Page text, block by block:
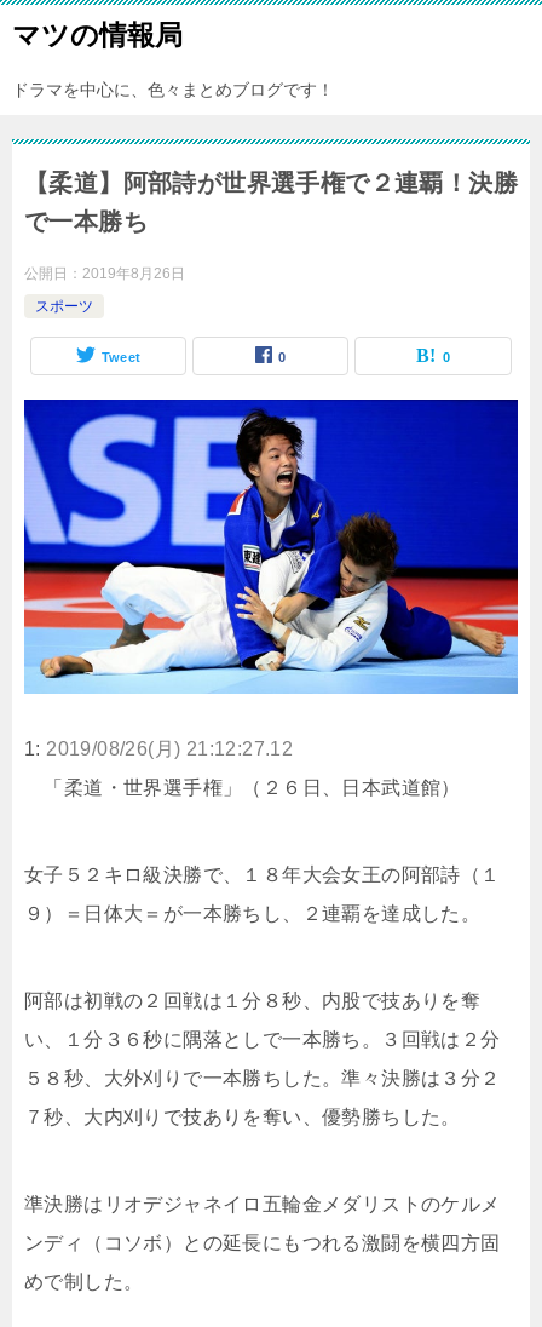
マツの情報局
ドラマを中心に、色々まとめブログです！
【柔道】阿部詩が世界選手権で２連覇！決勝
で一本勝ち
公開日： 2019年8月26日
スポーツ
Tweet 0 0
1: 2019/08/26(月) 21:12:27.12
「柔道・世界選手権」（２６日、日本武道館）
女子５２キロ級決勝で、１８年大会女王の阿部詩（１
９）＝日体大＝が一本勝ちし、２連覇を達成した。
阿部は初戦の２回戦は１分８秒、内股で技ありを奪
い、１分３６秒に隅落としで一本勝ち。３回戦は２分
５８秒、大外刈りで一本勝ちした。準々決勝は３分２
７秒、大内刈りで技ありを奪い、優勢勝ちした。
準決勝はリオデジャネイロ五輪金メダリストのケルメ
ンディ（コソボ）との延長にもつれる激闘を横四方固
めで制した。